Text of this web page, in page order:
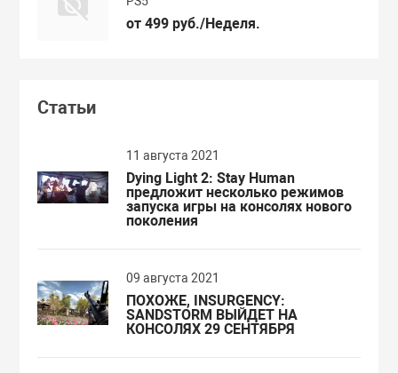
от 499 руб./Неделя.
Статьи
11 августа 2021
Dying Light 2: Stay Human
предложит несколько режимов
запуска игры на консолях нового
поколения
09 августа 2021
ПОХОЖЕ, INSURGENCY:
SANDSTORM ВЫЙДЕТ НА
КОНСОЛЯХ 29 СЕНТЯБРЯ